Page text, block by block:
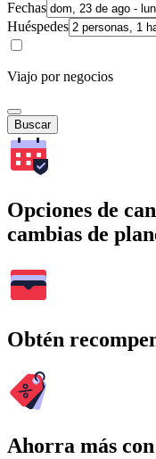
Fechas
Huéspedes
Viajo por negocios
Buscar
Opciones de
cambias de
Obtén
Ahorra más